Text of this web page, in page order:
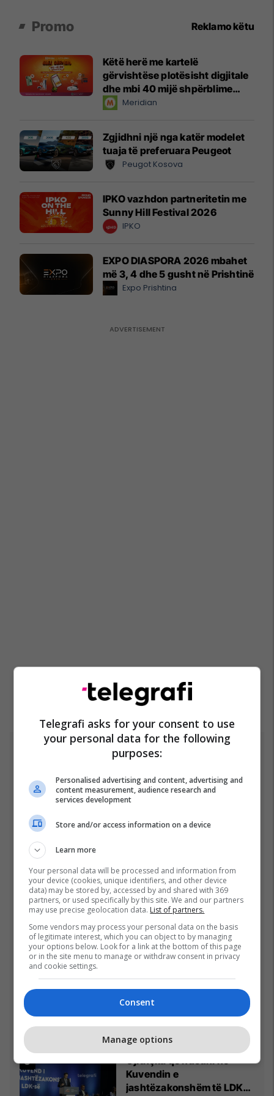
Promo Reklamo këtu
Këtë herë me kartelë
gërvishtëse plotësisht digjitale
dhe mbi 40 mijë shpërblime
instant!Meridian
Zgjidhni një nga katër modelet
tuaja të preferuara Peugeot
Peugot Kosova
IPKO vazhdon partneritetin me
Sunny Hill Festival 2026
IPKO
EXPO DIASPORA 2026 mbahet
më 3, 4 dhe 5 gusht në Prishtinë
Expo Prishtina
Fjalët e para të Joshuas
pas fitores me nokaut ndaj
26/07/2026
detyrës, shefi i ri i ushtrisë
ukrainase urdhëron
kontroll të madh
26/07/2026
Vetëm dy raunde dhe
miliona euro në xhep,
zbulohet sa fituan Joshua
e Prenga
26/07/2026
Vëllai iu etiketua si pjesëtar
i grupit të Arkanit, Drejtori i
Ekonomisë në Prizren
Gjithçka që ndodhi në
Kuvendin e
jashtëzakonshëm të LDK-
Telegrafi asks for your consent to use
your personal data for the following
purposes:
Personalised advertising and content, advertising and
content measurement, audience research and
services development
Store and/or access information on a device
Learn more
Your personal data will be processed and information from
your device (cookies, unique identifiers, and other device
data) may be stored by, accessed by and shared with 369
partners, or used specifically by this site. We and our partners
may use precise geolocation data. List of partners.
Some vendors may process your personal data on the basis
of legitimate interest, which you can object to by managing
your options below. Look for a link at the bottom of this page
or in the site menu to manage or withdraw consent in privacy
and cookie settings.
Consent
Manage options